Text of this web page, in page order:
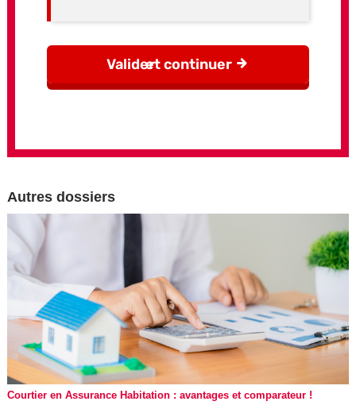
Autres dossiers
Courtier en Assurance Habitation : avantages et comparateur !